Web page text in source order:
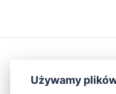
Używamy